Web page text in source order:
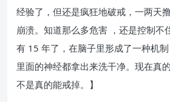
经验了，但还是疯狂地破戒，一两天
崩溃。知道那么多危害 ，还是控制不
有 15 年了，在脑子里形成了一种机
里面的神经都拿出来洗干净。现在真
不是真的能戒掉。】